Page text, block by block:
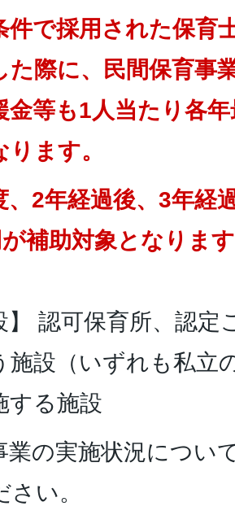
で採用された保育
た際に、民間保育事
金等も1人当たり各
ます。
、2年経過後、3年経
補助対象となりま
】 認可保育所、認
施設（いずれも私立
する施設
業の実施状況につい
い。